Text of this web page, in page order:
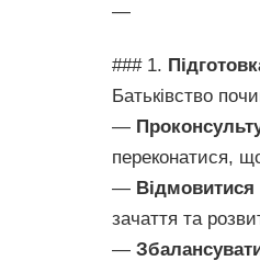
—
### 1.
Батьківство
—
переконатися,
— Відмовитися
зачаття та
—